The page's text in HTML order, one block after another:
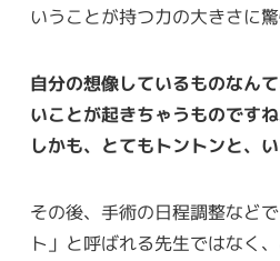
いうことが持つ力の大きさに驚
自分の想像しているものなん
いことが起きちゃうものですね
しかも、とてもトントンと、い
その後、手術の日程調整など
ト」と呼ばれる先生ではなく